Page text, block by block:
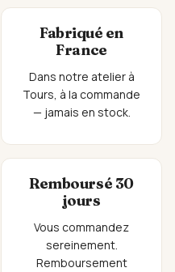
Fabriqué en
France
Dans notre atelier à
Tours, à la commande
— jamais en stock.
Remboursé 30
jours
Vous commandez
sereinement.
Remboursement